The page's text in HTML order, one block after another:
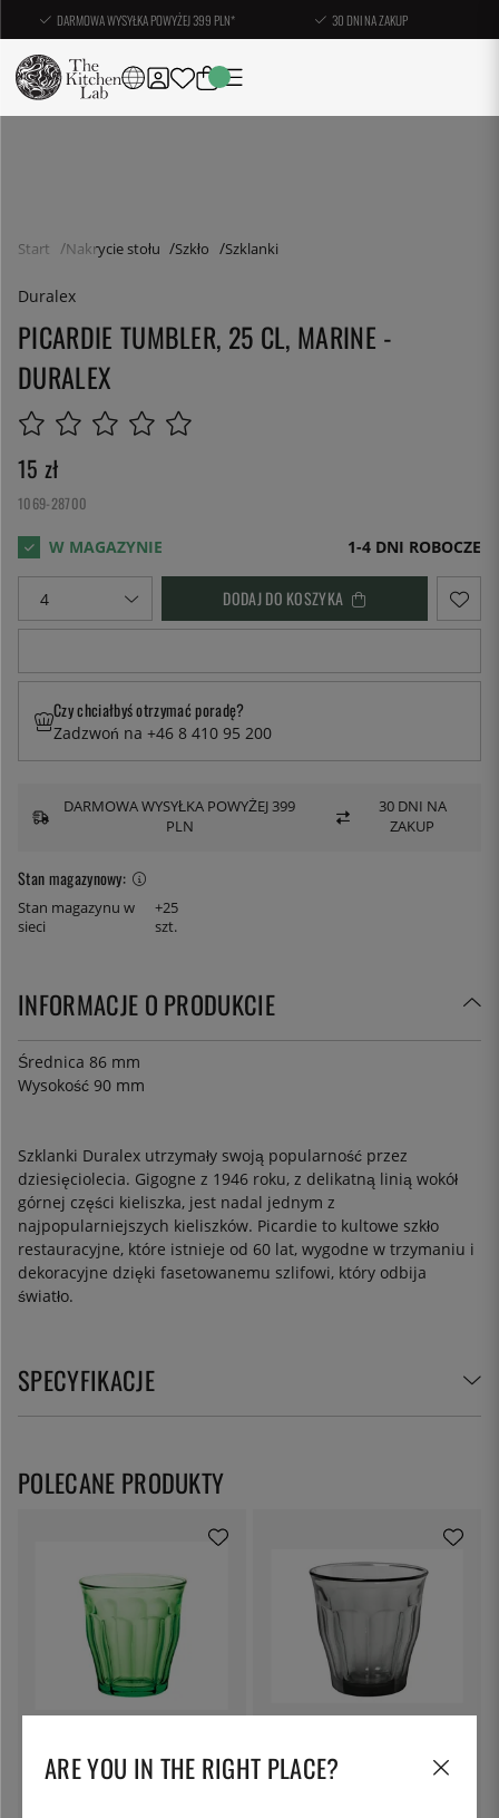
DARMOWA WYSYŁKA POWYŻEJ 399 PLN* 30 DNI NA ZAKUP
Start Nakrycie stołu Szkło Szklanki
Duralex
PICARDIE TUMBLER, 25 CL, MARINE -
DURALEX
15 zł
1069-28700
1-4 DNI ROBOCZE
DODAJ DO KOSZYKA
Stan magazynowy:
Stan magazynu w
sieci
+25
szt.
Czy chciałbyś otrzymać poradę?
Zadzwoń na +46 8 410 95 200
DARMOWA WYSYŁKA POWYŻEJ 399
PLN
30 DNI NA
ZAKUP
INFORMACJE O PRODUKCIE
Średnica 86 mm
Wysokość 90 mm
Szklanki Duralex utrzymały swoją popularność przez
dziesięciolecia. Gigogne z 1946 roku, z delikatną linią wokół
górnej części kieliszka, jest nadal jednym z
najpopularniejszych kieliszków. Picardie to kultowe szkło
restauracyjne, które istnieje od 60 lat, wygodne w trzymaniu i
dekoracyjne dzięki fasetowanemu szlifowi, który odbija
światło.
SPECYFIKACJE
Picardie Tumbler, 25 cl, Green -
Duralex
Picardie Tumbler, 25 cl, Grey -
Duralex
POLECANE PRODUKTY
ARE YOU IN THE RIGHT PLACE?